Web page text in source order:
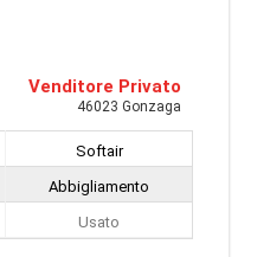
Venditore Privato
46023 Gonzaga
Softair
Abbigliamento
Usato